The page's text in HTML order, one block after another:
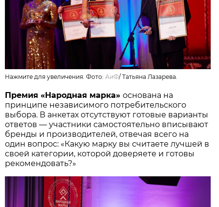
Нажмите для увеличения. Фото:АиФ/Татьяна Лазарева.
Премия «Народная марка»основана на
принципе независимого потребительского
выбора. В анкетах отсутствуют готовые варианты
ответов — участники самостоятельно вписывают
бренды и производителей, отвечая всего на
один вопрос: «Какую марку вы считаете лучшей в
своей категории, которой доверяете и готовы
рекомендовать?»